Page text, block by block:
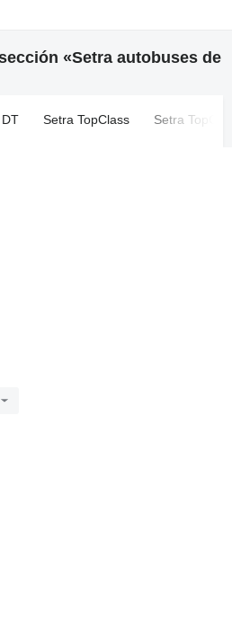
«Setra autobuses de
Setra TopClass Setra